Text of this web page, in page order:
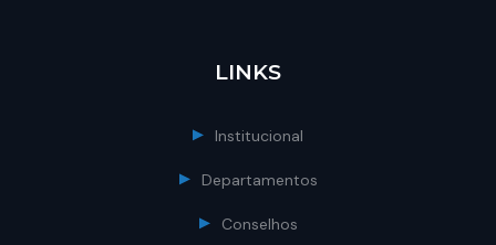
LINKS
Institucional
Departamentos
Conselhos